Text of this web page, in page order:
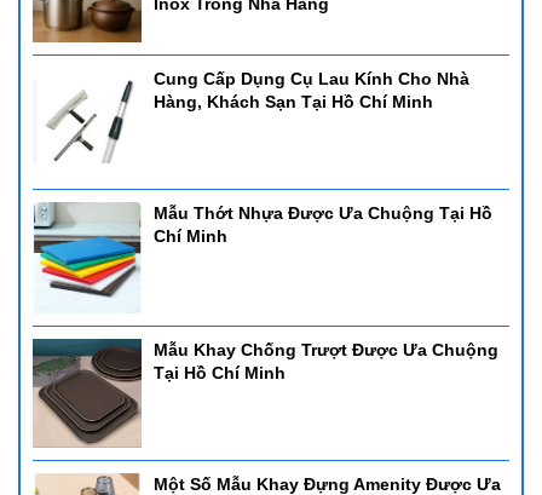
Cung Cấp Dụng Cụ Lau Kính Cho Nhà
Hàng, Khách Sạn Tại Hồ Chí Minh
Mẫu Thớt Nhựa Được Ưa Chuộng Tại Hồ
Chí Minh
Mẫu Khay Chống Trượt Được Ưa Chuộng
Tại Hồ Chí Minh
Một Số Mẫu Khay Đựng Amenity Được Ưa